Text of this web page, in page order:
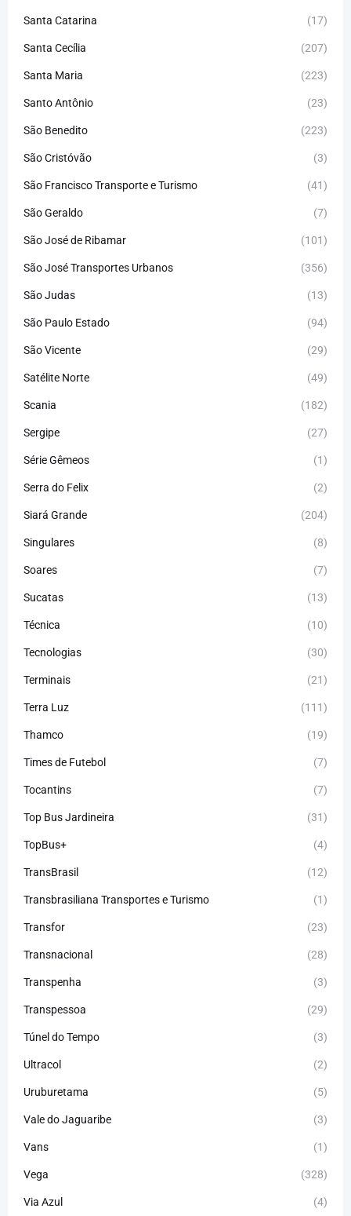
Santa Catarina (17)
Santa Cecília (207)
Santa Maria (223)
Santo Antônio (23)
São Benedito (223)
São Cristóvão (3)
São Francisco Transporte e Turismo (41)
São Geraldo (7)
São José de Ribamar (101)
São José Transportes Urbanos (356)
São Judas (13)
São Paulo Estado (94)
São Vicente (29)
Satélite Norte (49)
Scania (182)
Sergipe (27)
Série Gêmeos (1)
Serra do Felix (2)
Siará Grande (204)
Singulares (8)
Soares (7)
Sucatas (13)
Técnica (10)
Tecnologias (30)
Terminais (21)
Terra Luz (111)
Thamco (19)
Times de Futebol (7)
Tocantins (7)
Top Bus Jardineira (31)
TopBus+ (4)
TransBrasil (12)
Transbrasiliana Transportes e Turismo (1)
Transfor (23)
Transnacional (28)
Transpenha (3)
Transpessoa (29)
Túnel do Tempo (3)
Ultracol (2)
Uruburetama (5)
Vale do Jaguaribe (3)
Vans (1)
Vega (328)
Via Azul (4)